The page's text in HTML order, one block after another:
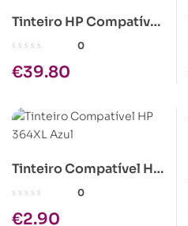
Tinteiro HP Compatível
727 Amarelo (B3P21A)
0
€39.80
Tinteiro Compatível HP
364XL Azul
0
€2.90